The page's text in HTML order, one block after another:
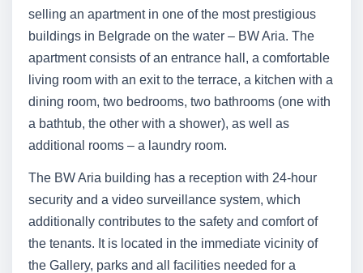
selling an apartment in one of the most prestigious
buildings in Belgrade on the water – BW Aria. The
apartment consists of an entrance hall, a comfortable
living room with an exit to the terrace, a kitchen with a
dining room, two bedrooms, two bathrooms (one with
a bathtub, the other with a shower), as well as
additional rooms – a laundry room.
The BW Aria building has a reception with 24-hour
security and a video surveillance system, which
additionally contributes to the safety and comfort of
the tenants. It is located in the immediate vicinity of
the Gallery, parks and all facilities needed for a